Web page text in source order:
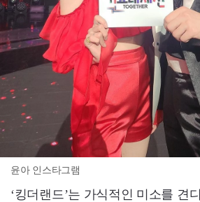
윤아 인스타그램
‘킹더랜드’는 가식적인 미소를 견